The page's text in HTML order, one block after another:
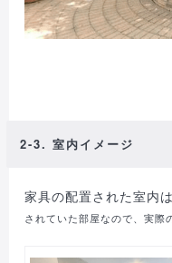
2-3. 室内イメージ
家具の配置された室内
されていた部屋なので、実際